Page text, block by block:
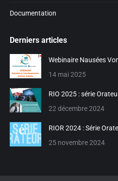
Documentation
Derniers articles
Webinaire Nausées
14 mai 2025
RIO 2025 : série
22 décembre 2024
RIOR 2024 : Série
25 novembre 2024